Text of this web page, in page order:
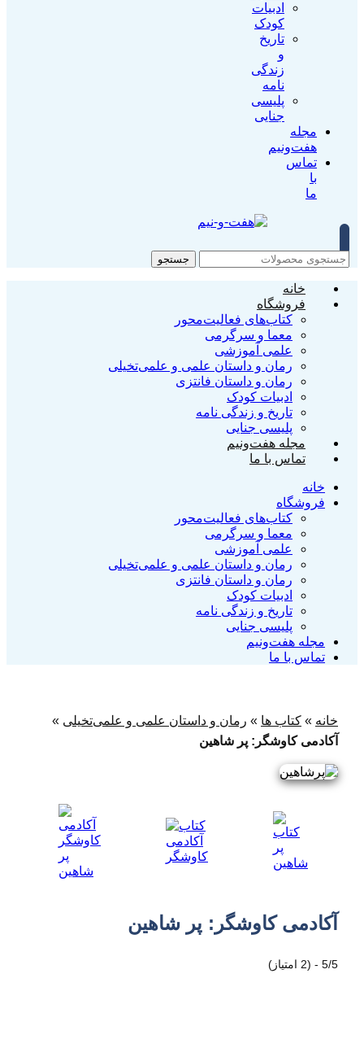
ادبیات
کودک
تاریخ
و
زندگی
نامه
پلیسی
جنایی
مجله
هفت‌و‌نیم
تماس
با
ما
جستجو
خانه
فروشگاه
کتاب‌‌های فعالیت‌محور
معما و سرگرمی
علمی آموزشی
رمان و داستان علمی و علمی‌تخیلی
رمان و داستان فانتزی
ادبیات کودک
تاریخ و زندگی نامه
پلیسی جنایی
مجله هفت‌و‌نیم
تماس با ما
خانه
فروشگاه
کتاب‌‌های فعالیت‌محور
معما و سرگرمی
علمی آموزشی
رمان و داستان علمی و علمی‌تخیلی
رمان و داستان فانتزی
ادبیات کودک
تاریخ و زندگی نامه
پلیسی جنایی
مجله هفت‌و‌نیم
تماس با ما
خانه » کتاب ها » رمان و داستان علمی و علمی‌تخیلی »
آکادمی کاوشگر: پر شاهین
آکادمی کاوشگر: پر شاهین
5/5 - (2 امتیاز)